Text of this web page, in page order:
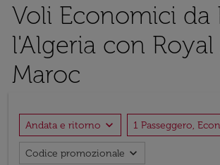
Voli Economici da
l'Algeria con Royal
Maroc
Andata e ritorno expand_more 1 Passeggero,
Codice promozionale expand_more